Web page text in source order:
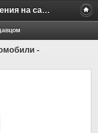
Бесплатные объявления на сайте MILAMO.ru
-